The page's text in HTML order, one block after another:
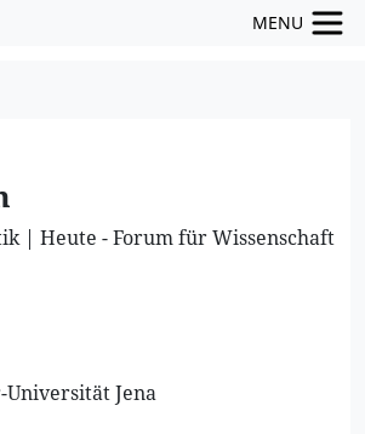
MENU
| Heute - Forum für Wissenschaft
Jena